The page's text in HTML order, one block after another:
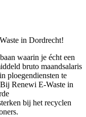
in Dordrecht!
waarin je écht een
bruto maandsalaris
ploegendiensten te
Renewi E-Waste in
bij het recyclen